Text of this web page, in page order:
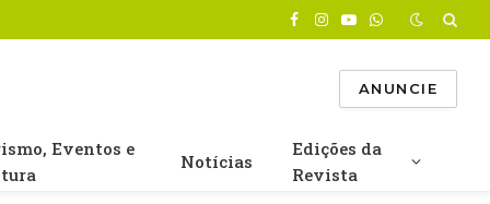
Facebook
Instagram
YouTube
WhatsApp
ANUNCIE
Eventos e
Notícias
Edições da
Revista